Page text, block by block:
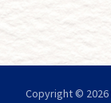
Copyright © 2026